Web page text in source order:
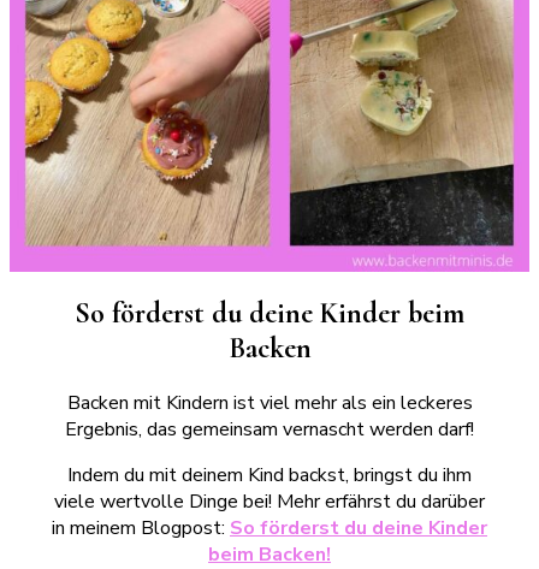
So förderst du deine Kinder beim
Backen
Backen mit Kindern ist viel mehr als ein leckeres
Ergebnis, das gemeinsam vernascht werden darf!
Indem du mit deinem Kind backst, bringst du ihm
viele wertvolle Dinge bei! Mehr erfährst du darüber
in meinem Blogpost: So förderst du deine Kinder
beim Backen!